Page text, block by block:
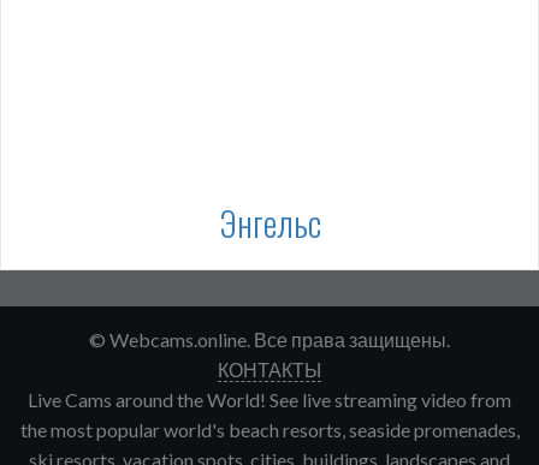
Энгельс
© Webcams.online. Все права защищены.
КОНТАКТЫ
Live Cams around the World! See live streaming video from
the most popular world's beach resorts, seaside promenades,
ski resorts, vacation spots, cities, buildings, landscapes and